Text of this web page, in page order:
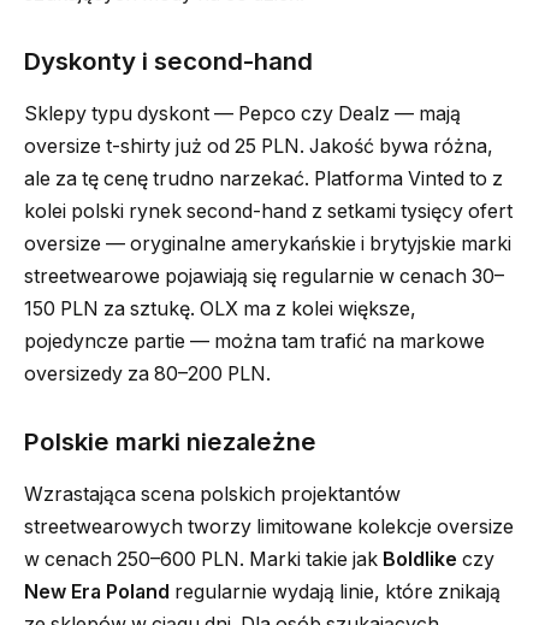
Dyskonty i second-hand
Sklepy typu dyskont — Pepco czy Dealz — mają
oversize t-shirty już od 25 PLN. Jakość bywa różna,
ale za tę cenę trudno narzekać. Platforma Vinted to z
kolei polski rynek second-hand z setkami tysięcy ofert
oversize — oryginalne amerykańskie i brytyjskie marki
streetwearowe pojawiają się regularnie w cenach 30–
150 PLN za sztukę. OLX ma z kolei większe,
pojedyncze partie — można tam trafić na markowe
oversizedy za 80–200 PLN.
Polskie marki niezależne
Wzrastająca scena polskich projektantów
streetwearowych tworzy limitowane kolekcje oversize
w cenach 250–600 PLN. Marki takie jak Boldlike czy
New Era Poland regularnie wydają linie, które znikają